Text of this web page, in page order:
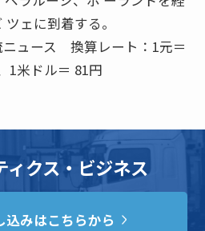
ェに到着する。
ニュース 換算レート：1元＝
1米ドル＝ 81円
ィクス・ビジネス
込みはこちらから